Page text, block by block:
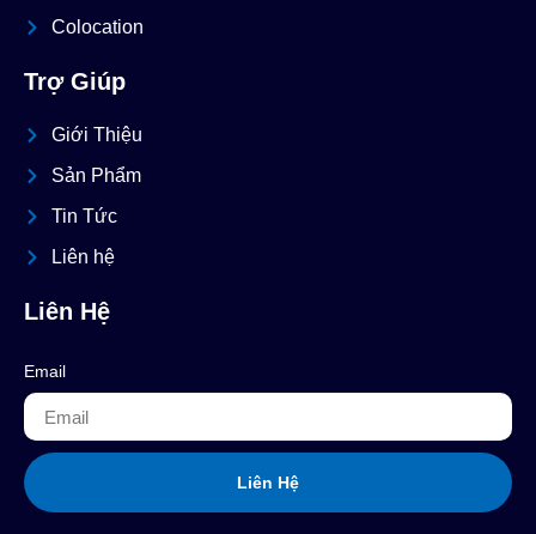
Colocation
Trợ Giúp
Giới Thiệu
Sản Phẩm
Tin Tức
Liên hệ
Liên Hệ
Email
Liên Hệ